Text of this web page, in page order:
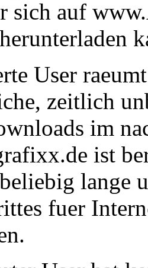
sich auf
User
zeitlich
im
ist
lange
fuer